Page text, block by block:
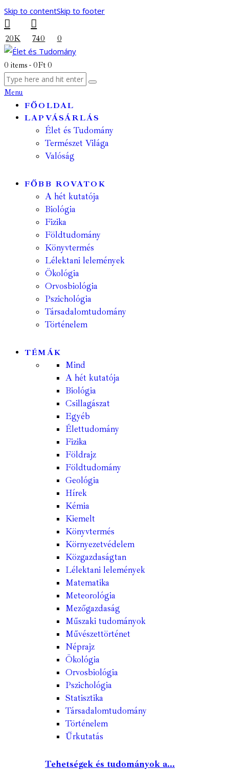
Skip to contentSkip to footer
20K 740 0
0 items - 0Ft 0
Menu
FŐOLDAL
LAPVÁSÁRLÁS
Élet és Tudomány
Természet Világa
Valóság
FŐBB ROVATOK
A hét kutatója
Biológia
Fizika
Földtudomány
Könyvtermés
Lélektani lelemények
Ökológia
Orvosbiológia
Pszichológia
Társadalomtudomány
Történelem
TÉMÁK
Mind
A hét kutatója
Biológia
Csillagászat
Egyéb
Élettudomány
Fizika
Földrajz
Földtudomány
Geológia
Hírek
Kémia
Kiemelt
Könyvtermés
Környezetvédelem
Közgazdaságtan
Lélektani lelemények
Matematika
Meteorológia
Mezőgazdaság
Műszaki tudományok
Művészettörténet
Néprajz
Ökológia
Orvosbiológia
Pszichológia
Statisztika
Társadalomtudomány
Történelem
Űrkutatás
Tehetségek és tudományok a...